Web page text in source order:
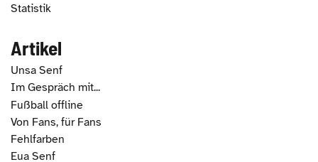
Statistik
Artikel
Unsa Senf
Im Gespräch mit...
Fußball offline
Von Fans, für Fans
Fehlfarben
Eua Senf